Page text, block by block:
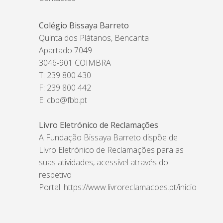
Colégio Bissaya Barreto
Quinta dos Plátanos, Bencanta
Apartado 7049
3046-901 COIMBRA
T: 239 800 430
F: 239 800 442
E: cbb@fbb.pt
Livro Eletrónico de Reclamações
A Fundação Bissaya Barreto dispõe de
Livro Eletrónico de Reclamações para as
suas atividades, acessível através do
respetivo
Portal: https://www.livroreclamacoes.pt/inicio